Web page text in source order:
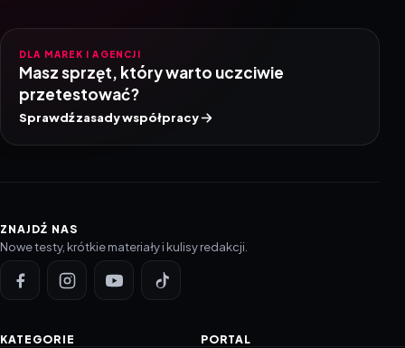
DLA MAREK I AGENCJI
Masz sprzęt, który warto uczciwie
przetestować?
Sprawdź zasady współpracy
ZNAJDŹ NAS
Nowe testy, krótkie materiały i kulisy redakcji.
KATEGORIE PORTAL